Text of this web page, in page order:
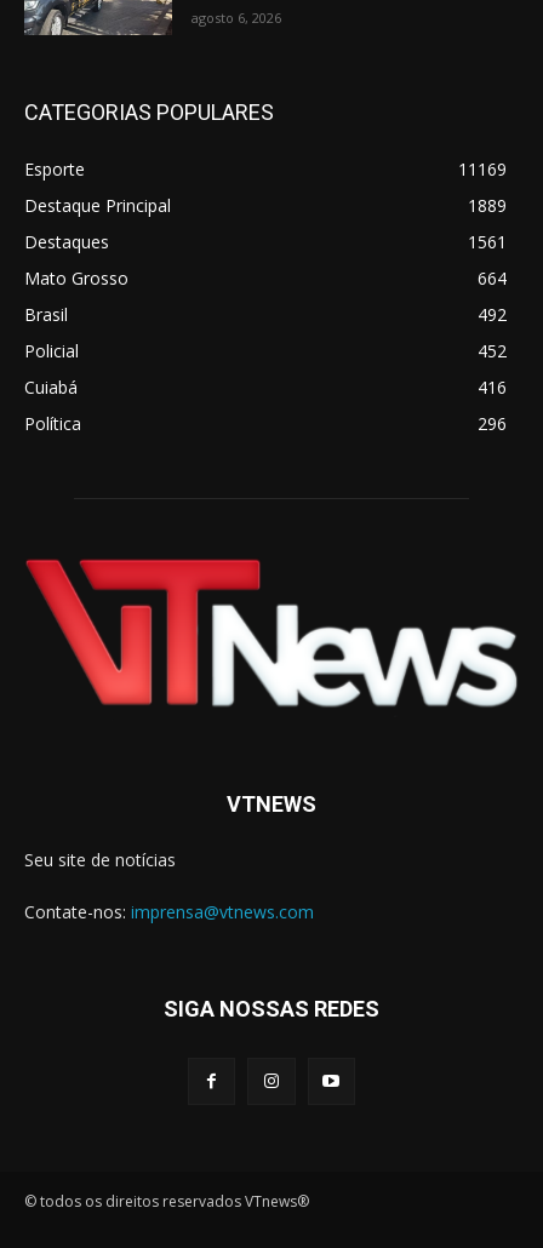
agosto 6, 2026
CATEGORIAS POPULARES
Esporte
11169
Destaque Principal
1889
Destaques
1561
Mato Grosso
664
Brasil
492
Policial
452
Cuiabá
416
Política
296
VTNEWS
Seu site de notícias
Contate-nos: imprensa@vtnews.com
SIGA NOSSAS REDES
© todos os direitos reservados VTnews®